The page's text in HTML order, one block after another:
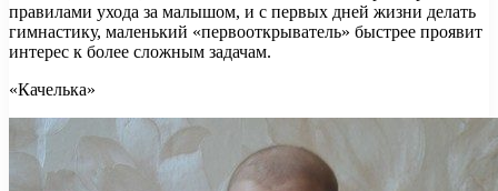
правилами ухода за малышом, и с первых дней жизни делать
гимнастику, маленький «первооткрыватель» быстрее проявит
интерес к более сложным задачам.
«Качелька»